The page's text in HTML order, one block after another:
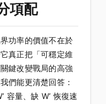
項配
功率的價值不在於
真正把「可穩定維
鍵改變戰局的高強
們能更清楚回答：
容量、缺 W’ 恢復速